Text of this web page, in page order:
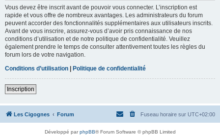
Vous devez être inscrit avant de pouvoir vous connecter. L’inscription est
rapide et vous offre de nombreux avantages. Les administrateurs du forum
peuvent accorder des fonctionnalités supplémentaires aux utilisateurs inscrits.
Avant de vous inscrire, assurez-vous d’avoir pris connaissance de nos
conditions d’utilisation et de notre politique de confidentialité. Veuillez
également prendre le temps de consulter attentivement toutes les règles du
forum lors de votre navigation.
Conditions d’utilisation | Politique de confidentialité
Inscription
Les Cigognes Forum Fuseau horaire sur UTC+02:00
Développé parphpBB® Forum Software © phpBB Limited